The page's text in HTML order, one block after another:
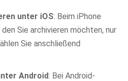
unter iOS: Beim iPhone
Sie archivieren möchten, nur
Sie anschließend
Android: Bei Android-